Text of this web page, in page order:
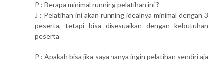
P : Berapa minimal running pelatihan ini ?
J : Pelatihan ini akan running idealnya minimal dengan 3
peserta, tetapi bisa disesuaikan dengan kebutuhan
peserta
P : Apakah bisa jika saya hanya ingin pelatihan sendiri aja